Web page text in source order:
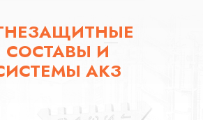
СОСТАВЫ И
АКЗ